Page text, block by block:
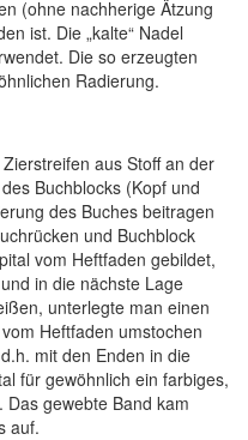
(ohne nachherige Ätzung
ist. Die „kalte“ Nadel
Die so erzeugten
Radierung.
aus Stoff an der
Buchblocks (Kopf und
des Buches beitragen
und Buchblock
vom Heftfaden gebildet,
in die nächste Lage
unterlegte man einen
Heftfaden umstochen
mit den Enden in die
für gewöhnlich ein farbiges,
gewebte Band kam
auf.